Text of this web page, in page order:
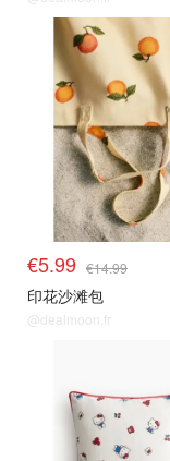
€5.99 €14.99
印花沙滩包
@dealmoon.fr